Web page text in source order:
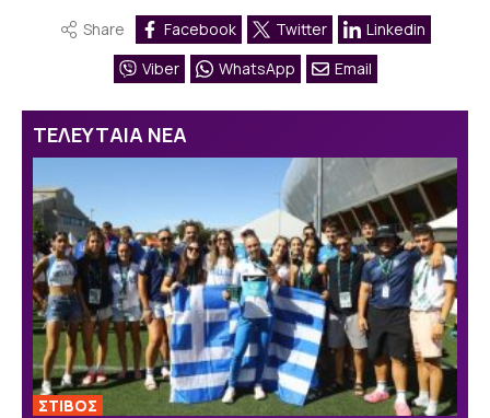
Share Facebook Twitter
Linkedin
Viber
WhatsApp Email
ΤΕΛΕΥΤΑΙΑ ΝΕΑ
ΣΤΙΒΟΣ